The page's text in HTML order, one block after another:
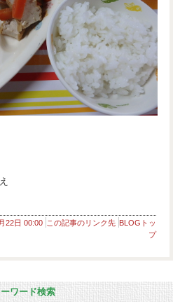
22日 00:00 この記事のリンク先 BLOGトッ
プ
ワード検索